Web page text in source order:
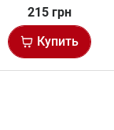
215 грн
Купить